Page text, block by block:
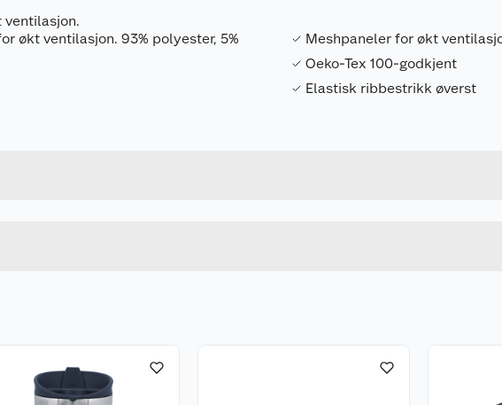
ventilasjon.
økt ventilasjon. 93% polyester, 5%
Meshpaneler for økt
Oeko-Tex 100-godkjent
Elastisk ribbestrikk øverst